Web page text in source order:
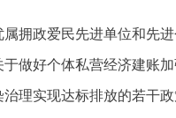
拥政爱民先进单位和先
做好个体私营经济建账
理实现达标排放的若干